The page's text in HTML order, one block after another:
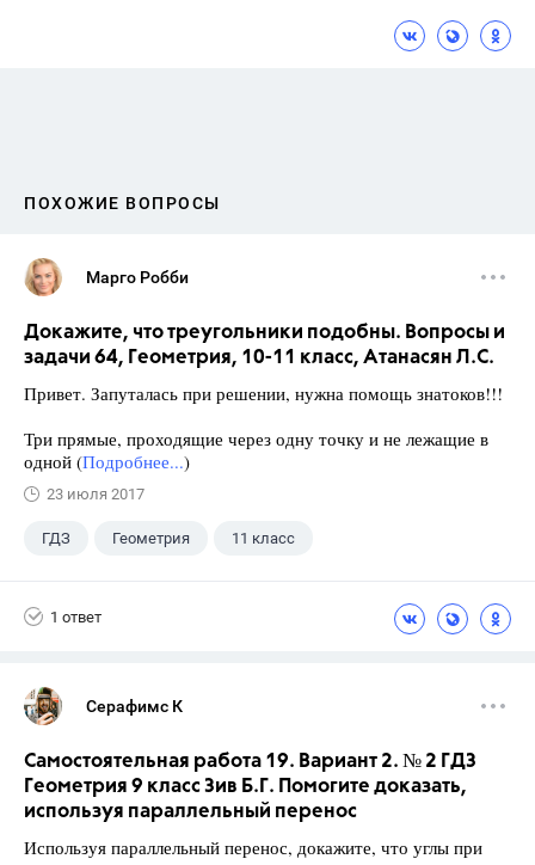
ПОХОЖИЕ ВОПРОСЫ
Марго Робби
Докажите, что треугольники подобны. Вопросы и
задачи 64, Геометрия, 10-11 класс, Атанасян Л.С.
Привет. Запуталась при решении, нужна помощь знатоков!!!
Три прямые, проходящие через одну точку и не лежащие в
одной (Подробнее...)
23 июля 2017
ГДЗ Геометрия 11 класс
1 ответ
Серафимс К
Самостоятельная работа 19. Вариант 2. № 2 ГДЗ
Геометрия 9 класс Зив Б.Г. Помогите доказать,
используя параллельный перенос
Используя параллельный перенос, докажите, что углы при